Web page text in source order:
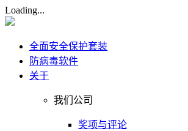
Loading...
全面安全保护套装
防病毒软件
关于
我们公司
奖项与评论